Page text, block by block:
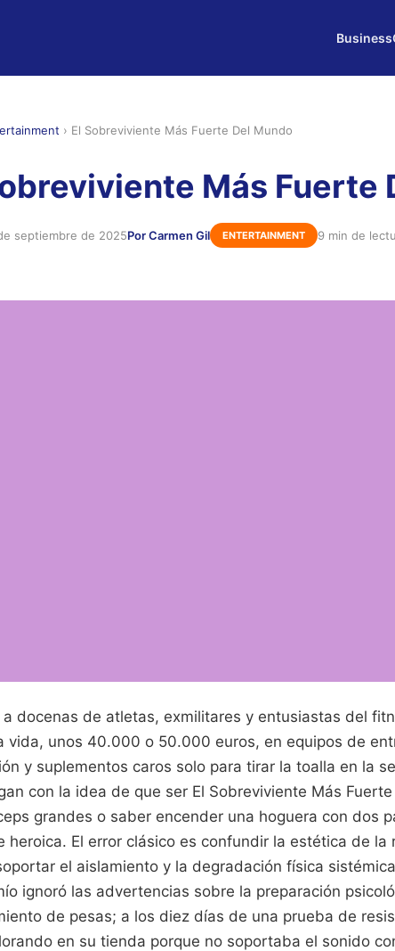
Business
› El Sobreviviente Más Fuerte Del Mundo
Más Fuerte
septiembre de 2025Por Carmen Gil ENTERTAINMENT 9 min de
a docenas de atletas, exmilitares y entusiastas del
vida, unos 40.000 o 50.000 euros, en equipos de
y suplementos caros solo para tirar la toalla en la
con la idea de que ser El Sobreviviente Más
grandes o saber encender una hoguera con dos
heroica. El error clásico es confundir la estética de la
el aislamiento y la degradación física
ignoró las advertencias sobre la preparación
de pesas; a los diez días de una prueba de
en su tienda porque no soportaba el sonido